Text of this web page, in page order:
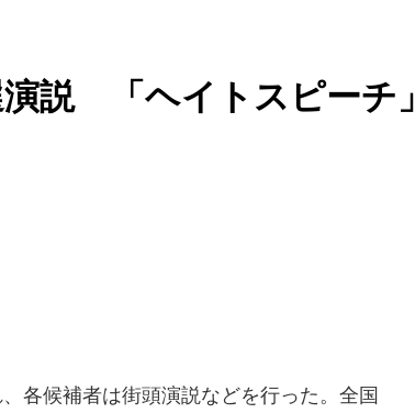
演説 「ヘイトスピーチ」
各候補者は街頭演説などを行った。全国